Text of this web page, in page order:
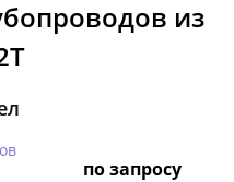
из
по запросу